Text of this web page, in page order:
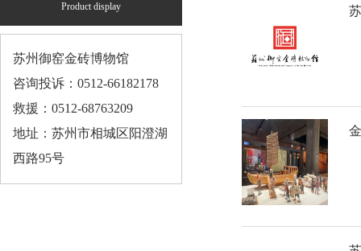
Product display
苏州御窑金砖博物馆
咨询投诉：0512-66182178
救援：0512-68763209
地址：苏州市相城区阳澄湖
西路95号